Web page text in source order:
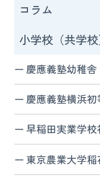
コラム
小学校（共学校
慶應義塾幼稚舎
慶應義塾横浜初
早稲田実業学校
東京農業大学